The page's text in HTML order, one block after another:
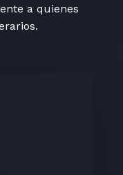
a quienes